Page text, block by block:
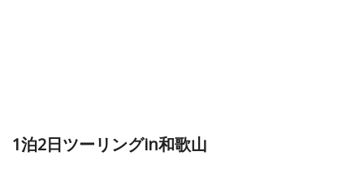
1泊2日ツーリングin和歌山